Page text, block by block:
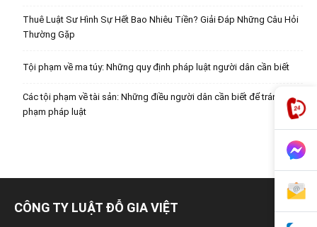
Thuê Luật Sư Hình Sự Hết Bao Nhiêu Tiền? Giải Đáp Những Câu Hỏi
Thường Gặp
Tội phạm về ma túy: Những quy định pháp luật người dân cần biết
Các tội phạm về tài sản: Những điều người dân cần biết để tránh vi
phạm pháp luật
CÔNG TY LUẬT ĐỖ GIA VIỆT